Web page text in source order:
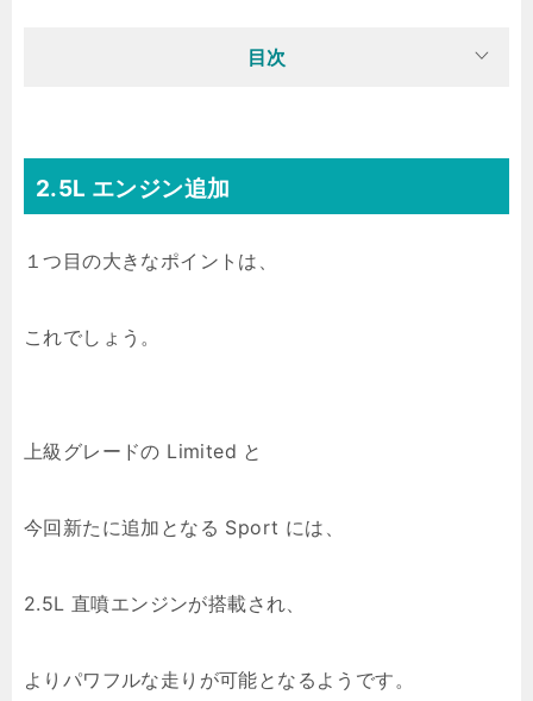
目次
2.5L エンジン追加
１つ目の大きなポイントは、
これでしょう。
上級グレードの Limited と
今回新たに追加となる Sport には、
2.5L 直噴エンジンが搭載され、
よりパワフルな走りが可能となるようです。